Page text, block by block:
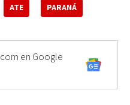
ATE PARANÁ
en Google